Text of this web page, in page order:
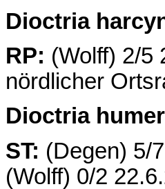
Dioctria
RP: (Wolff) 2/5
nördlicher
Dioctria
ST: (Degen) 5/
(Wolff) 0/2